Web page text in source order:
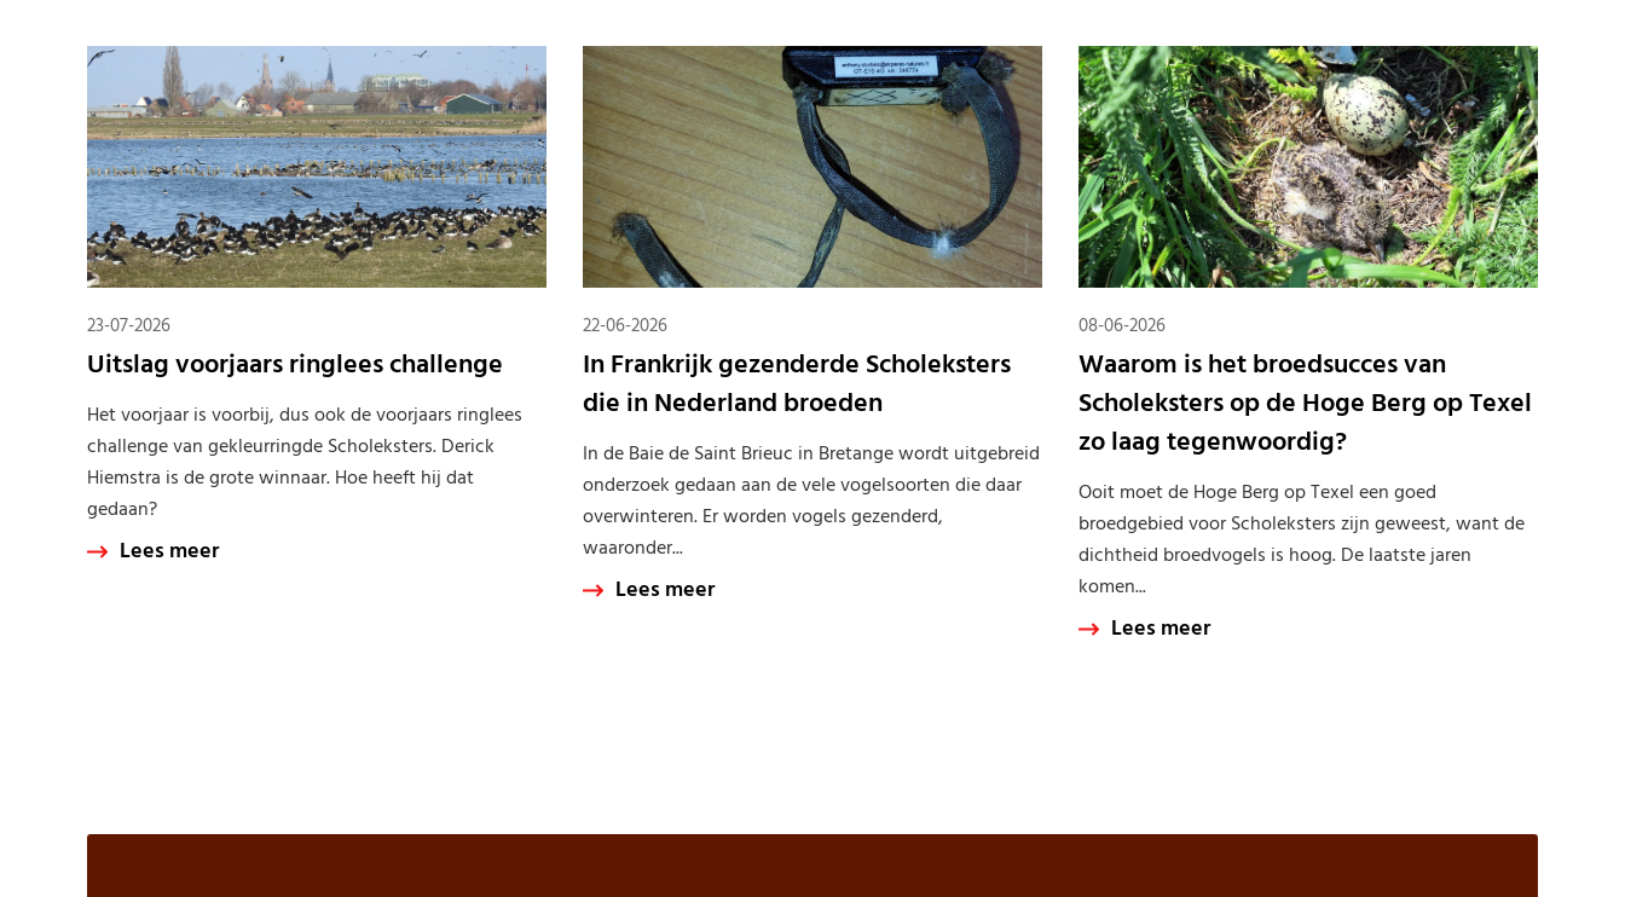
23-07-2026
Uitslag voorjaars ringlees challenge
Het voorjaar is voorbij, dus ook de voorjaars ringlees
challenge van gekleurringde Scholeksters. Derick
Hiemstra is de grote winnaar. Hoe heeft hij dat
gedaan?
Lees meer
22-06-2026
In Frankrijk gezenderde Scholeksters
die in Nederland broeden
In de Baie de Saint Brieuc in Bretange wordt uitgebreid
onderzoek gedaan aan de vele vogelsoorten die daar
overwinteren. Er worden vogels gezenderd,
waaronder...
Lees meer
08-06-2026
Waarom is het broedsucces van
Scholeksters op de Hoge Berg op Texel
zo laag tegenwoordig?
Ooit moet de Hoge Berg op Texel een goed
broedgebied voor Scholeksters zijn geweest, want de
dichtheid broedvogels is hoog. De laatste jaren
komen...
Lees meer